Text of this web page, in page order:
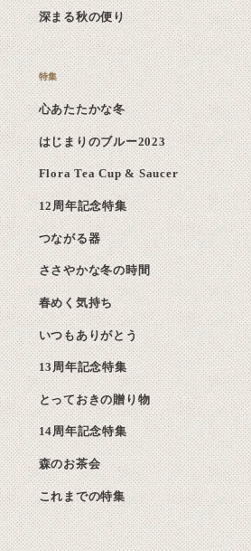
深まる秋の便り
心あたたかな冬
はじまりのブルー2023
Flora Tea Cup & Saucer
12周年記念特集
つながる器
ささやかな冬の時間
春めく気持ち
いつもありがとう
13周年記念特集
とっておきの贈り物
14周年記念特集
森のお茶会
これまでの特集